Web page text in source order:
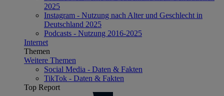
2025
Instagram - Nutzung nach Alter und Geschlecht in
Deutschland 2025
Podcasts - Nutzung 2016-2025
Internet
Themen
Weitere Themen
Social Media - Daten & Fakten
TikTok - Daten & Fakten
Top Report